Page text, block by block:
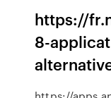
https://
8-